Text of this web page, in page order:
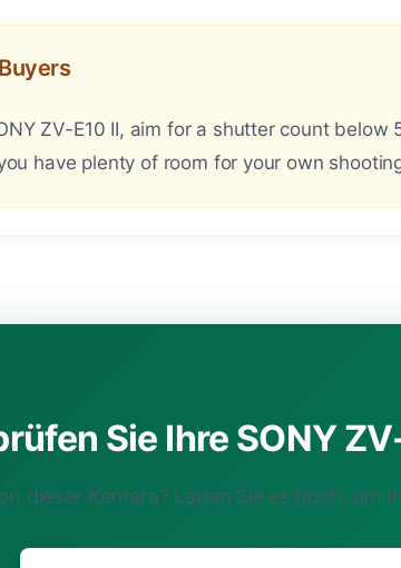
ZV-E10 II, aim for a shutter count below
have plenty of room for your own
Sie Ihre SONY
dieser Kamera? Laden Sie es hoch, um